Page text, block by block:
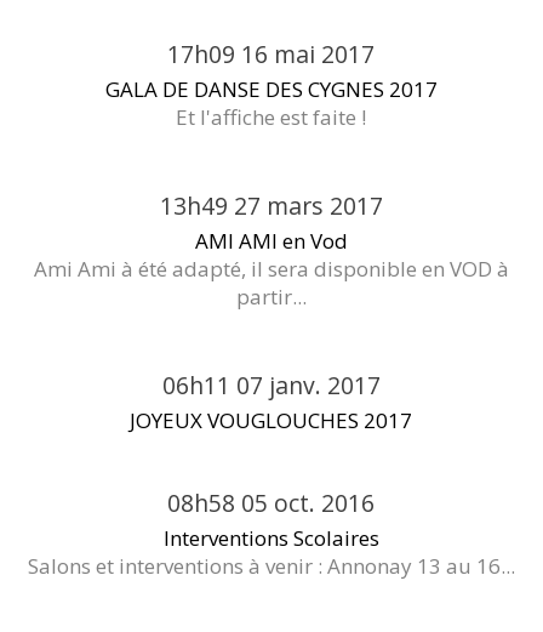
17h09 16 mai 2017
GALA DE DANSE DES CYGNES 2017
Et l'affiche est faite !
13h49 27 mars 2017
AMI AMI en Vod
Ami Ami à été adapté, il sera disponible en VOD à
partir...
06h11 07 janv. 2017
JOYEUX VOUGLOUCHES 2017
08h58 05 oct. 2016
Interventions Scolaires
Salons et interventions à venir : Annonay 13 au 16...